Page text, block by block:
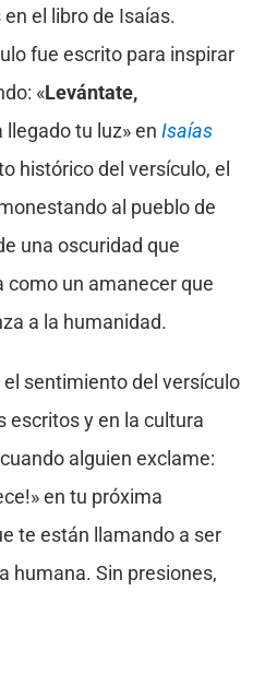
el libro de Isaías.
fue escrito para inspirar
«Levántate,
llegado tu luz» en Isaías
histórico del versículo, el
al pueblo de
una oscuridad que
como un amanecer que
a la humanidad.
sentimiento del versículo
escritos y en la cultura
alguien exclame:
en tu próxima
te están llamando a ser
humana. Sin presiones,